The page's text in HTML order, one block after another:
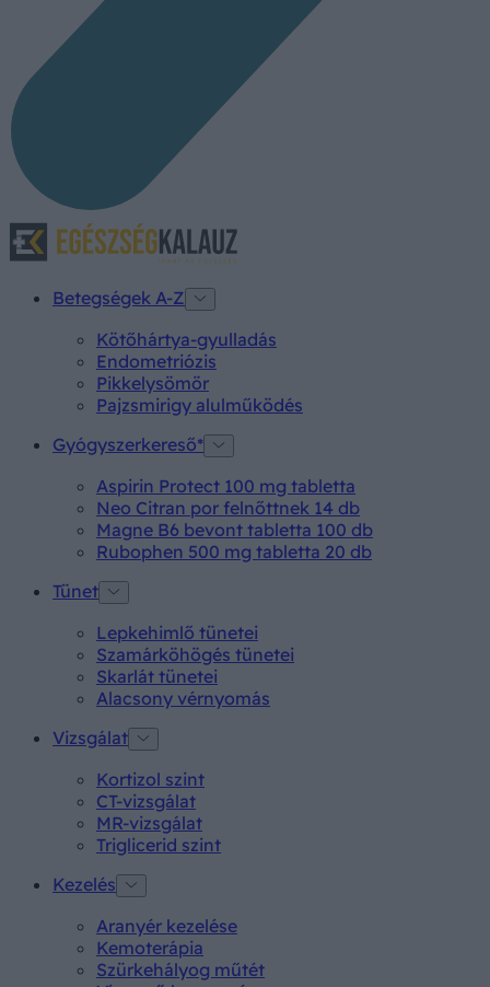
Betegségek A-Z
Kötőhártya-gyulladás
Endometriózis
Pikkelysömör
Pajzsmirigy alulműködés
Gyógyszerkereső*
Aspirin Protect 100 mg tabletta
Neo Citran por felnőttnek 14 db
Magne B6 bevont tabletta 100 db
Rubophen 500 mg tabletta 20 db
Tünet
Lepkehimlő tünetei
Szamárköhögés tünetei
Skarlát tünetei
Alacsony vérnyomás
Vizsgálat
Kortizol szint
CT-vizsgálat
MR-vizsgálat
Triglicerid szint
Kezelés
Aranyér kezelése
Kemoterápia
Szürkehályog műtét